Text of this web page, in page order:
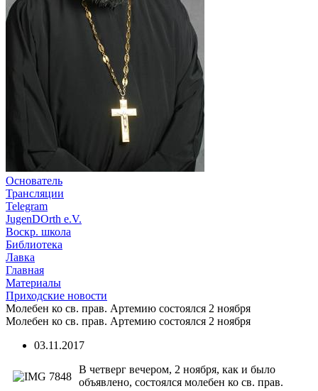
Основатель
Трансляции
Telegram
JugenDOrth e.V.
Воскр. школа
Библиотека
Лавка
Главная
Материалы
Приходские новости
Молебен ко св. прав. Артемию состоялся 2 ноября
Молебен ко св. прав. Артемию состоялся 2 ноября
03.11.2017
В четверг вечером, 2 ноября, как и было
объявлено, состоялся молебен ко св. прав.